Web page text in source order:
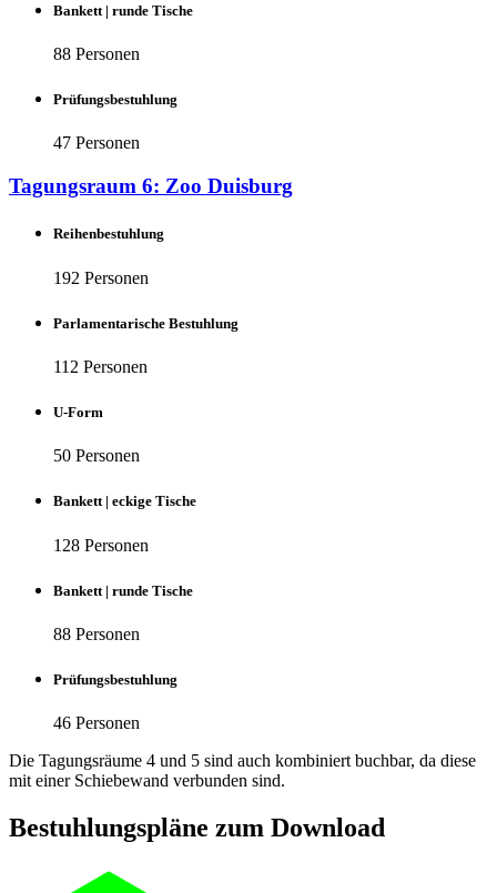
Bankett | runde Tische
88 Personen
Prüfungsbestuhlung
47 Personen
Tagungsraum 6: Zoo Duisburg
Reihenbestuhlung
192 Personen
Parlamentarische Bestuhlung
112 Personen
U-Form
50 Personen
Bankett | eckige Tische
128 Personen
Bankett | runde Tische
88 Personen
Prüfungsbestuhlung
46 Personen
Die Tagungsräume 4 und 5 sind auch kombiniert buchbar, da diese
mit einer Schiebewand verbunden sind.
Bestuhlungspläne zum Download